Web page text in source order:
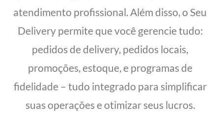
atendimento profissional. Além disso, o Seu
Delivery permite que você gerencie tudo:
pedidos de delivery, pedidos locais,
promoções, estoque, e programas de
fidelidade – tudo integrado para simplificar
suas operações e otimizar seus lucros.